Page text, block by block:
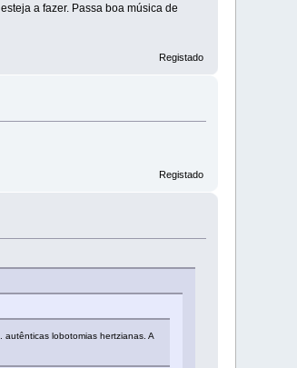
a fazer. Passa boa música de
Registado
Registado
lobotomias hertzianas. A